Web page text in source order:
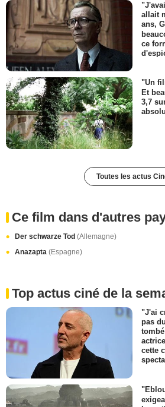
allait
ans,
ce
"Un
Et
3,7
Toutes les actus
Ce film dans d'autres
Der schwarze Tod (Allemagne)
Anazapta (Espagne)
Top actus ciné de la
"J'ai
pas
cette